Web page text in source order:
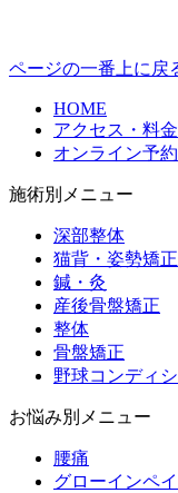
ページの一番上に戻
HOME
アクセス・料
オンライン予約
施術別メニュー
深部整体
猫背・姿勢矯正
鍼・灸
産後骨盤矯正
整体
骨盤矯正
野球コンディ
お悩み別メニュー
腰痛
グローインペ